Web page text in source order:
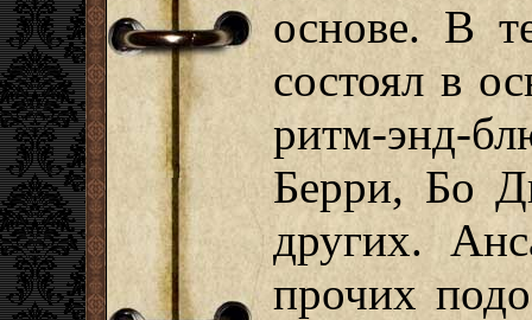
основе. В
состоял в
ритм-энд-
Берри, Бо
других.
прочих